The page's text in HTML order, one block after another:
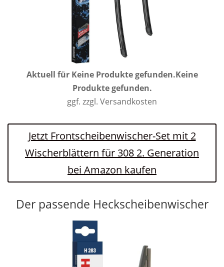
Aktuell für Keine Produkte gefunden.Keine
Produkte gefunden.
ggf. zzgl. Versandkosten
Jetzt Frontscheibenwischer-Set mit 2
Wischerblättern für 308 2. Generation
bei Amazon kaufen
Der passende Heckscheibenwischer